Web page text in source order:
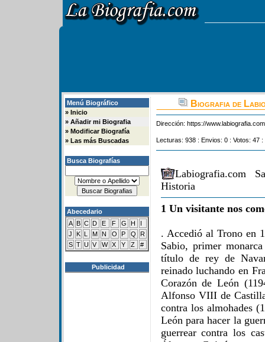
Menú Biográfico
» Inicio
» Añadir mi Biografia
» Modificar Biografía
» Las más Buscadas
Busca Biografías
Abecedario
A B C D E F G H
I
J
K L M N O P Q
R
S T U V W X Y Z #
Publicidad
Biografia de
Dirección: https://
Lecturas: 938 : Envios: 0 : Votos: 47
Labiografia.com
Historia
1 Un visitante nos
. Accedió al Trono en
Sabio, primer
título de rey de
reinado luchando en
Corazón de León
Alfonso VIII de
contra los almohades
León para hacer la
guerrear contra los